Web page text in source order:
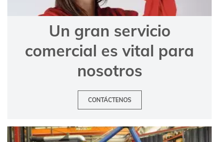
Un gran servicio
comercial es vital para
nosotros
CONTÁCTENOS